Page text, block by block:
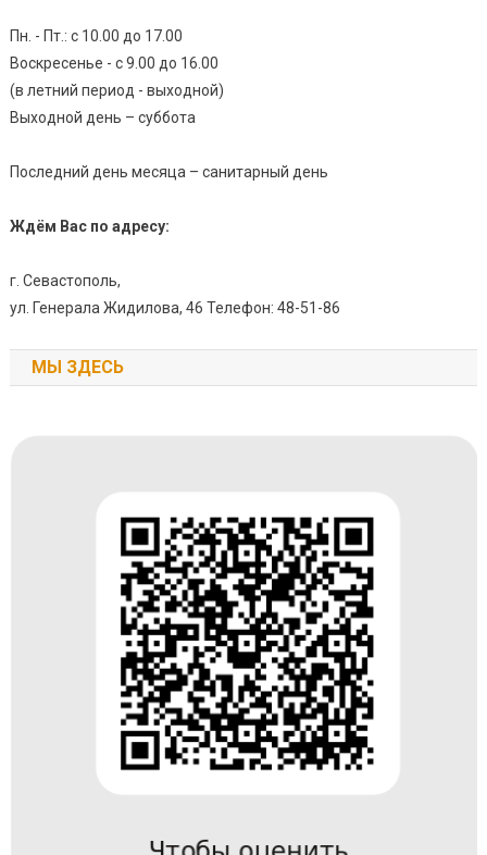
Пн. - Пт.: с 10.00 до 17.00
Воскресенье - с 9.00 до 16.00
(в летний период - выходной)
Выходной день – суббота
Последний день месяца – санитарный день
Ждём Вас по адресу:
г. Севастополь,
ул. Генерала Жидилова, 46 Телефон: 48-51-86
МЫ ЗДЕСЬ